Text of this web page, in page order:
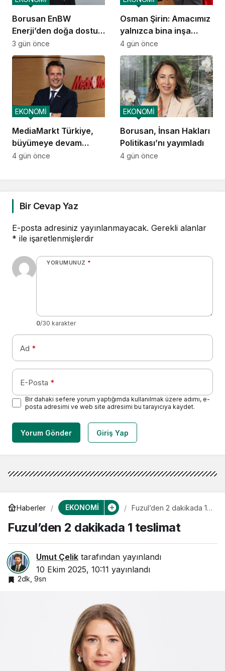
Borusan EnBW
Enerji’den doğa dostu
proje
3 gün önce
Osman Şirin: Amacımız
yalnızca bina inşa
etmek değil,
yatırımcısına
kazandıracak yaşam
alanları üretmek
4 gün önce
MediaMarkt Türkiye,
büyümeye devam
ediyor
EKONOMİ
4 gün önce
Borusan, İnsan Hakları
Politikası’nı yayımladı
EKONOMİ
4 gün önce
Bir Cevap Yaz
E-posta adresiniz yayınlanmayacak. Gerekli alanlar
* ile işaretlenmişlerdir
YORUMUNUZ *
0/30 karakter
Ad *
E-Posta *
Bir dahaki sefere yorum yaptığımda kullanılmak üzere adımı, e-
posta adresimi ve web site adresimi bu tarayıcıya kaydet.
Yorum Gönder Giriş Yap
Haberler EKONOMİ
Fuzul’den 2 dakikada 1
Fuzul’den 2 dakikada 1 teslimat
Umut Çelik tarafından yayınlandı
10 Ekim 2025, 10:11 yayınlandı
2dk, 9sn